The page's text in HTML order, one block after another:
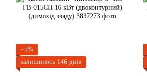
−5%
залишилось 146 днів